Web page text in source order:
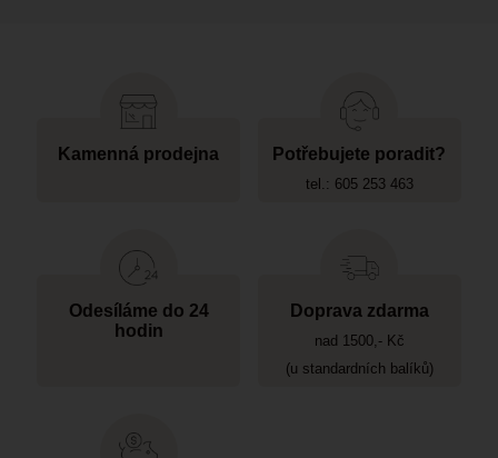
Kamenná prodejna Potřebujete poradit?
tel.: 605 253 463
Odesíláme do 24
hodin
Doprava zdarma
nad 1500,- Kč
(u standardních balíků)